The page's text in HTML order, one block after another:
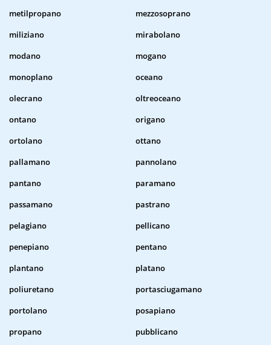
metilpropano
mezzosoprano
miliziano
mirabolano
modano
mogano
monoplano
oceano
olecrano
oltreoceano
ontano
origano
ortolano
ottano
pallamano
pannolano
pantano
paramano
passamano
pastrano
pelagiano
pellicano
penepiano
pentano
plantano
platano
poliuretano
portasciugamano
portolano
posapiano
propano
pubblicano